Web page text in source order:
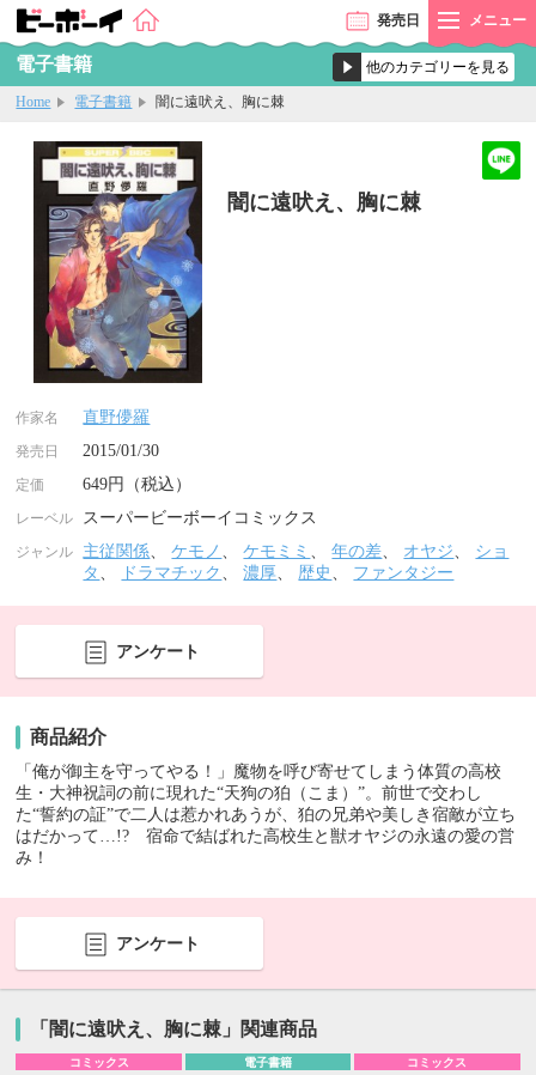
発売日 メニュー
電子書籍
Home 電子書籍 闇に遠吠え、胸に棘
闇に遠吠え、胸に棘
作家名 直野儚羅
発売日 2015/01/30
定価 649円（税込）
レーベル スーパービーボーイコミックス
ジャンル 主従関係、ケモノ 、ケモミミ 、年の差、 オヤジ、 ショ
タ 、 ドラマチック 、濃厚、 歴史 、 ファンタジー
アンケート
商品紹介
「俺が御主を守ってやる！」魔物を呼び寄せてしまう体質の高校
生・大神祝詞の前に現れた“天狗の狛（こま）”。前世で交わし
た“誓約の証”で二人は惹かれあうが、狛の兄弟や美しき宿敵が立ち
はだかって…!? 宿命で結ばれた高校生と獣オヤジの永遠の愛の営
み！
アンケート
「闇に遠吠え、胸に棘」関連商品
コミックス 電子書籍 コミックス